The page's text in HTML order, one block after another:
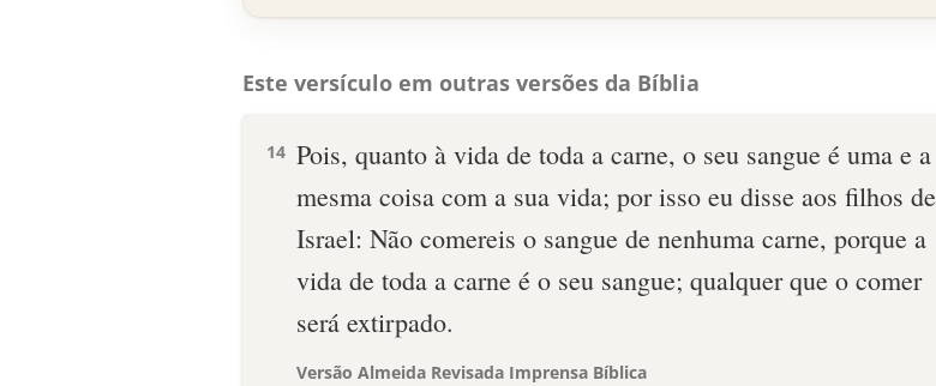
Este versículo em outras versões da Bíblia
14 Pois, quanto à vida de toda a carne, o seu sangue é uma e a
mesma coisa com a sua vida; por isso eu disse aos filhos de
Israel: Não comereis o sangue de nenhuma carne, porque a
vida de toda a carne é o seu sangue; qualquer que o comer
será extirpado.
Versão Almeida Revisada Imprensa Bíblica